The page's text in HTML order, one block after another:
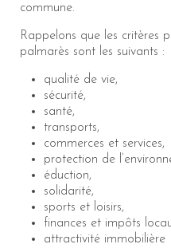
commune.
Rappelons que les critères
palmarès sont les suivants :
qualité de vie,
sécurité,
santé,
transports,
commerces et services,
protection de
éduction,
solidarité,
sports et loisirs,
finances et impôts
attractivité immobilière